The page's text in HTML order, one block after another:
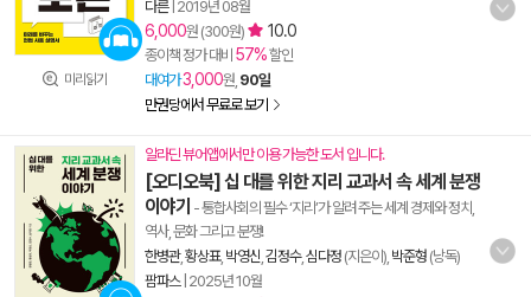
미리읽기
다른| 2019년 08월
6,000원 (300원) 10.0
종이책 정가 대비 57%할인
대여가3,000원, 90일
만권당에서 무료로 보기
알라딘 뷰어앱에서만 이용 가능한 도서 입니다.
[오디오북] 십 대를 위한 지리 교과서 속 세계 분쟁
이야기 - 통합사회의 필수 ‘지리’가 알려 주는 세계 경제와 정치,
역사, 문화 그리고 분쟁!
한병관, 황상표, 박영신 김정수, 심다정 (지은이), 박준형 (낭독)
팜파스| 2025년 10월